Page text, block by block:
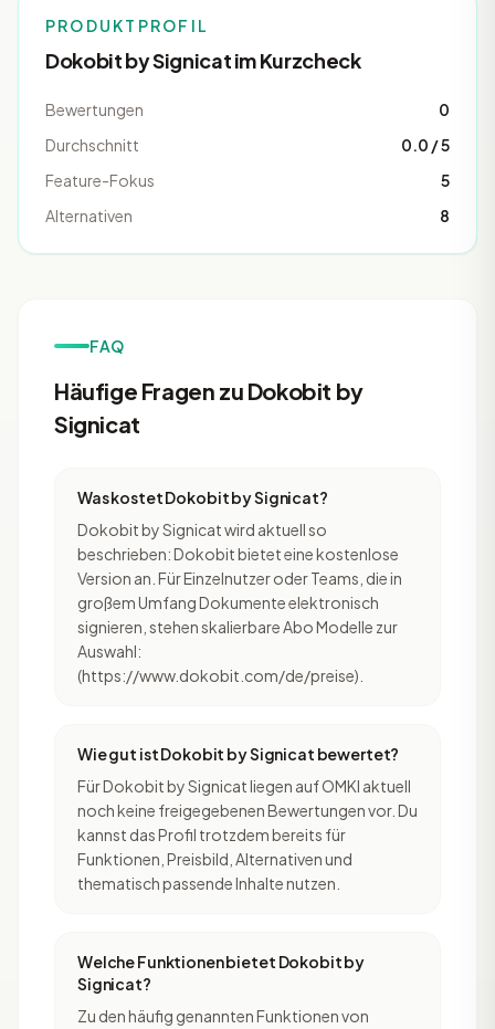
PRODUKTPROFIL
Dokobit by Signicat im Kurzcheck
Bewertungen
0
Durchschnitt
0.0 / 5
Feature-Fokus
5
Alternativen
8
FAQ
Häufige Fragen zu Dokobit by
Signicat
Was kostet Dokobit by Signicat?
Dokobit by Signicat wird aktuell so
beschrieben: Dokobit bietet eine kostenlose
Version an. Für Einzelnutzer oder Teams, die in
großem Umfang Dokumente elektronisch
signieren, stehen skalierbare Abo Modelle zur
Auswahl:
(https://www.dokobit.com/de/preise).
Wie gut ist Dokobit by Signicat bewertet?
Für Dokobit by Signicat liegen auf OMKI aktuell
noch keine freigegebenen Bewertungen vor. Du
kannst das Profil trotzdem bereits für
Funktionen, Preisbild, Alternativen und
thematisch passende Inhalte nutzen.
Welche Funktionen bietet Dokobit by
Signicat?
Zu den häufig genannten Funktionen von